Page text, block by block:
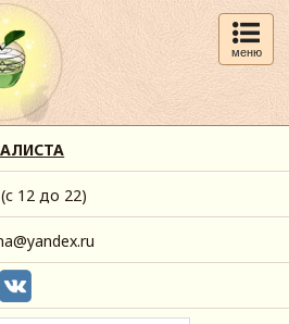
меню
(с 12 до 22)